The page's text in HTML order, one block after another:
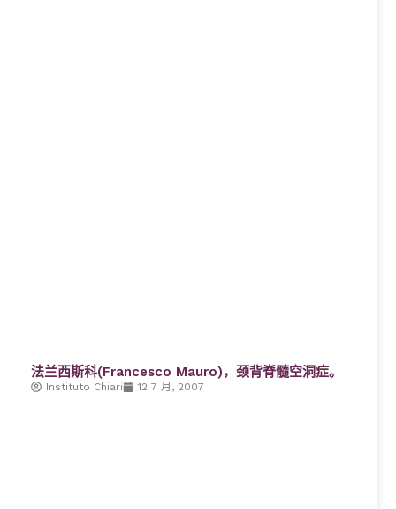
法兰西斯科(Francesco Mauro)，颈背脊髓空洞症。
Instituto Chiari 12 7 月, 2007